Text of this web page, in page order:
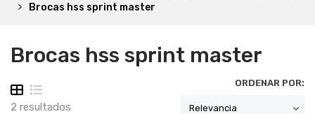
Brocas hss sprint master
Brocas hss sprint master
2 resultados
ORDENAR POR: